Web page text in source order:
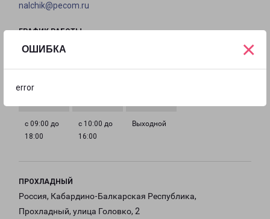
ОШИБКА
error
×
nalchik@pecom.ru
ГРАФИК РАБОТЫ
с 09:00 до
18:00
с 09:00 до
с 09:00 до
с 09:00 до
с 09:00 до
18:00
с 10:00 до
16:00
Выходной
ПРОХЛАДНЫЙ
Россия, Кабардино-Балкарская Республика,
Прохладный, улица Головко, 2